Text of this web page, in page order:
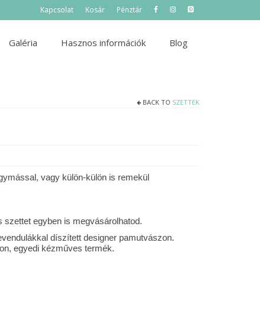
Kapcsolat Kosár Pénztár
Galéria Hasznos információk Blog
BACK TO SZETTEK
vagy külön-külön is remekül
szettet egyben is megvásárolhatod.
díszített designer pamutvászon.
egyedi kézműves termék.